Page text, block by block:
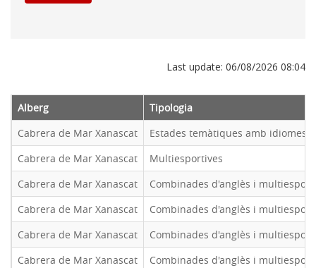
Last update: 06/08/2026 08:04
Alberg
Tipologia
Cabrera de Mar Xanascat
Estades temàtiques amb idiomes
Cabrera de Mar Xanascat
Multiesportives
Cabrera de Mar Xanascat
Combinades d'anglès i
Cabrera de Mar Xanascat
Combinades d'anglès i
Cabrera de Mar Xanascat
Combinades d'anglès i
Cabrera de Mar Xanascat
Combinades d'anglès i